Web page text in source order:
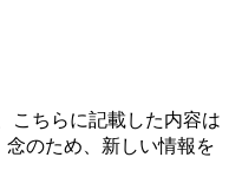
こちらに記載した内容は
のため、新しい情報を